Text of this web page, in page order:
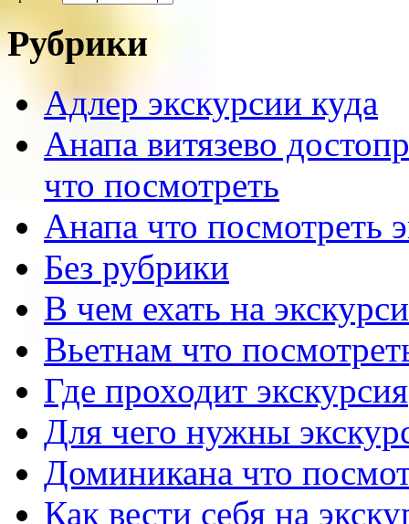
Рубрики
Адлер экскурсии куда
Анапа витязево
что посмотреть
Анапа что посмотреть
Без рубрики
В чем ехать на
Вьетнам что
Где проходит экскурсия
Для чего нужны
Доминикана что
Как вести себя на